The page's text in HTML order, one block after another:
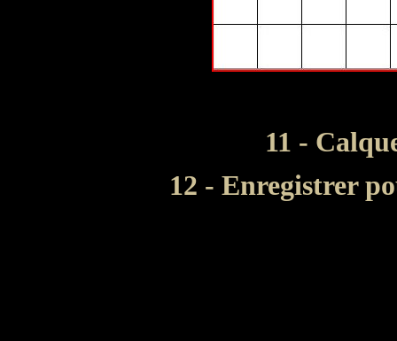
11 -
12 - Enregistrer